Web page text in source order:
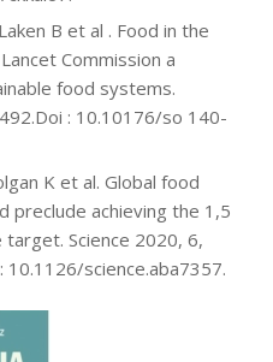
B et al . Food in the
Commission a
food systems.
: 10.10176/so 140-
K et al. Global food
preclude achieving the 1,5
target. Science 2020, 6,
science.aba7357.